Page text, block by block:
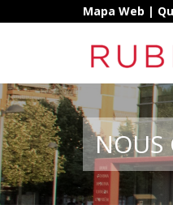
Mapa Web |
NOUS